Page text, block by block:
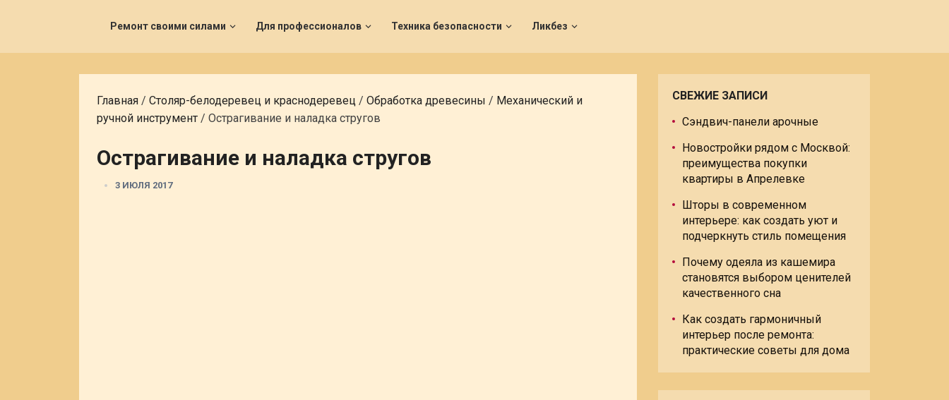
Ремонт своими силами Для профессионалов Техника безопасности Ликбез
Главная / Столяр-белодеревец и краснодеревец / Обработка древесины / Механический и
ручной инструмент / Острагивание и наладка стругов
Острагивание и наладка стругов
3 ИЮЛЯ 2017
СВЕЖИЕ ЗАПИСИ
Сэндвич-панели арочные
Новостройки рядом с Москвой:
преимущества покупки
квартиры в Апрелевке
Шторы в современном
интерьере: как создать уют и
подчеркнуть стиль помещения
Почему одеяла из кашемира
становятся выбором ценителей
качественного сна
Как создать гармоничный
интерьер после ремонта:
практические советы для дома